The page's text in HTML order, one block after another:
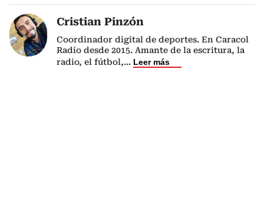
Cristian Pinzón
Coordinador digital de deportes. En Caracol
Radio desde 2015. Amante de la escritura, la
radio, el fútbol,... Leer más